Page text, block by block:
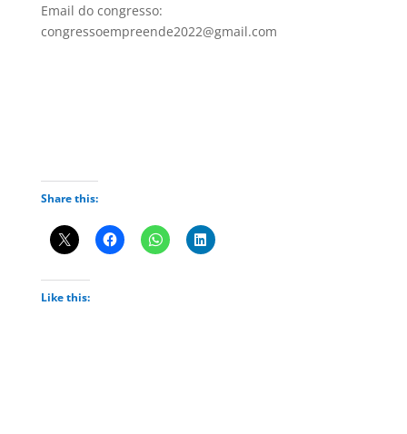
Email do congresso:
congressoempreende2022@gmail.com
Share this:
Like this: